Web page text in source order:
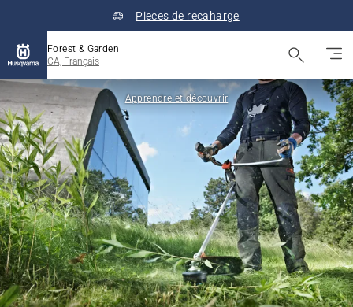
Pieces de recaharge
Forest & Garden
CA, Français
Apprendre et découvrir